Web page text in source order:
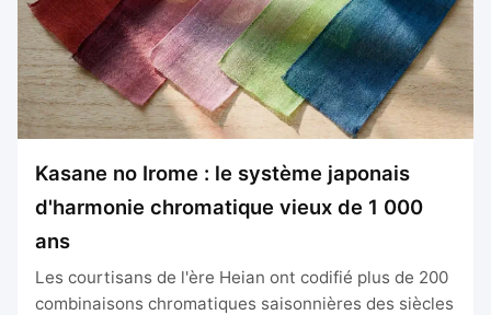
Kasane no Irome : le système japonais
d'harmonie chromatique vieux de 1 000
ans
Les courtisans de l'ère Heian ont codifié plus de 200
combinaisons chromatiques saisonnières des siècles